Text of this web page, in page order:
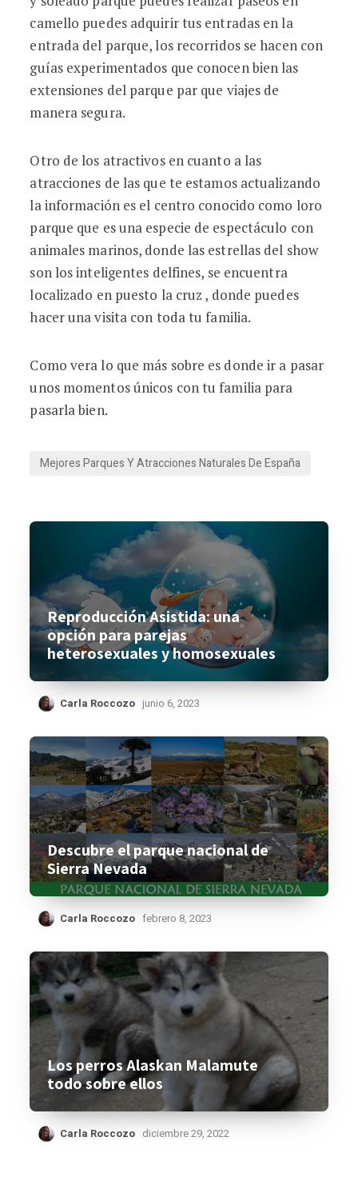
camello puedes adquirir tus entradas en la
entrada del parque, los recorridos se hacen con
guías experimentados que conocen bien las
extensiones del parque par que viajes de
manera segura.
Otro de los atractivos en cuanto a las
atracciones de las que te estamos actualizando
la información es el centro conocido como loro
parque que es una especie de espectáculo con
animales marinos, donde las estrellas del show
son los inteligentes delfines, se encuentra
localizado en puesto la cruz , donde puedes
hacer una visita con toda tu familia.
Como vera lo que más sobre es donde ir a pasar
unos momentos únicos con tu familia para
pasarla bien.
Mejores Parques Y Atracciones Naturales De España
Reproducción Asistida: una
opción para parejas
heterosexuales y homosexuales
Carla Roccozo junio 6, 2023
Descubre el parque nacional de
Sierra Nevada
Carla Roccozo febrero 8, 2023
Los perros Alaskan Malamute
todo sobre ellos
Carla Roccozo diciembre 29, 2022